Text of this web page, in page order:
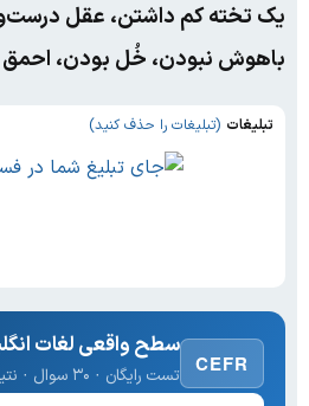
یک تخته کم داشتن، عقل
باهوش نبودن، خُل بودن،
تبلیغات (تبلیغات را حذف کنید)
CEFR
سطح واقعی لغات
تست رایگان · ۳۰ سوال · نتیجه فوری